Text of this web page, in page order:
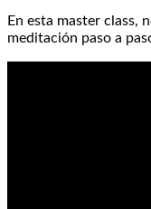
En esta master class,
meditación paso a